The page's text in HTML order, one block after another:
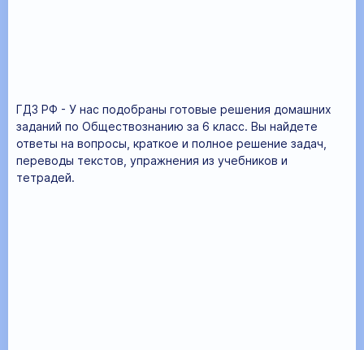
ГДЗ РФ - У нас подобраны готовые решения домашних
заданий по Обществознанию за 6 класс. Вы найдете
ответы на вопросы, краткое и полное решение задач,
переводы текстов, упражнения из учебников и
тетрадей.